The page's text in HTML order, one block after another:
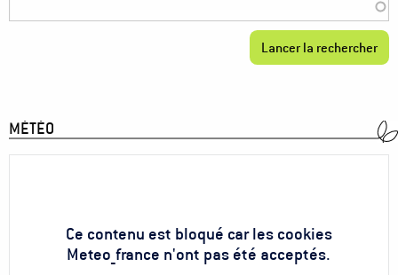
MÉTÉO
Ce contenu est bloqué car les cookies
Meteo_france n'ont pas été acceptés.